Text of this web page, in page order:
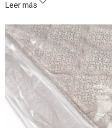
Leer más